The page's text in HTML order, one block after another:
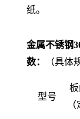
纸。
金属不锈钢
数：
（具体
型号